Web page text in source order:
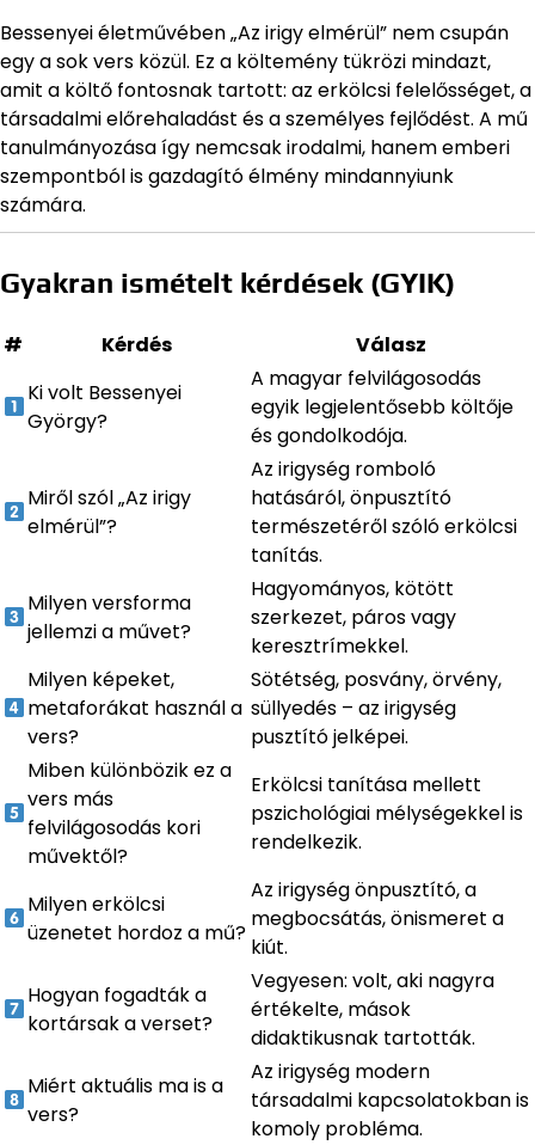
Bessenyei életművében „Az irigy elmérül” nem csupán
egy a sok vers közül. Ez a költemény tükrözi mindazt,
amit a költő fontosnak tartott: az erkölcsi felelősséget, a
társadalmi előrehaladást és a személyes fejlődést. A mű
tanulmányozása így nemcsak irodalmi, hanem emberi
szempontból is gazdagító élmény mindannyiunk
számára.
Gyakran ismételt kérdések (GYIK)
# Kérdés
Válasz
Ki volt Bessenyei
György?
A magyar felvilágosodás
egyik legjelentősebb költője
és gondolkodója.
Miről szól „Az irigy
elmérül”?
Az irigység romboló
hatásáról, önpusztító
természetéről szóló erkölcsi
tanítás.
Milyen versforma
jellemzi a művet?
Hagyományos, kötött
szerkezet, páros vagy
keresztrímekkel.
Milyen képeket,
metaforákat használ a
vers?
Sötétség, posvány, örvény,
süllyedés – az irigység
pusztító jelképei.
Miben különbözik ez a
vers más
felvilágosodás kori
művektől?
Erkölcsi tanítása mellett
pszichológiai mélységekkel is
rendelkezik.
Milyen erkölcsi
üzenetet hordoz a mű?
Az irigység önpusztító, a
megbocsátás, önismeret a
kiút.
Hogyan fogadták a
kortársak a verset?
Vegyesen: volt, aki nagyra
értékelte, mások
didaktikusnak tartották.
Miért aktuális ma is a
vers?
Az irigység modern
társadalmi kapcsolatokban is
komoly probléma.